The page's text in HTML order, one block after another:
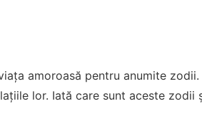
amoroasă pentru anumite
lor. Iată care sunt aceste zodii